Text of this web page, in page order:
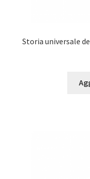
Storia universale